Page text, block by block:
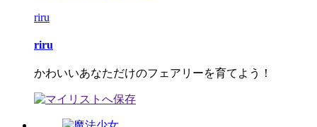
riru
riru
かわいいあなただけのフェアリーを育てよう！